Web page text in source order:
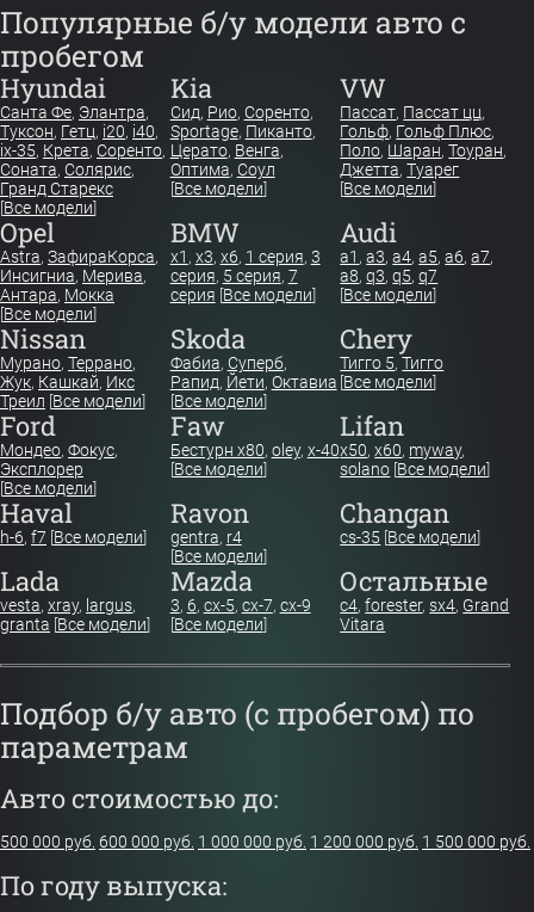
Популярные б/у модели авто с
пробегом
Hyundai
Санта Фе, Элантра,
Туксон, Гетц, i20, i40,
ix-35, Крета, Соренто,
Соната, Солярис,
Гранд Старекс
[Все модели]
Kia
Сид, Рио, Соренто,
Sportage, Пиканто,
Церато, Венга,
Оптима, Соул
[Все модели]
VW
Пассат, Пассат цц,
Гольф, Гольф Плюс,
Поло, Шаран,Тоуран,
Джетта,Туарег
[Все модели]
Opel
Astra, ЗафираКорса,
Инсигниа, Мерива,
Антара, Мокка
[Все модели]
BMW
x1 , x3, x6, 1 серия, 3
серия, 5 серия, 7
серия [Все модели]
Audi
a1 ,a3,a4,a5,a6,a7,
a8,q3,q5,q7
[Все модели]
Nissan
Мурано, Террано,
Жук, Кашкай, Икс
Треил [Все модели]
Skoda
Фабиа, Суперб,
Рапид, Йети, Октавиа
[Все модели]
Chery
Тигго 5,Тигго
[Все модели]
Ford
Мондео, Фокус,
Эксплорер
[Все модели]
Faw
Бестурн х80, oley, x-40
[Все модели]
Lifan
x50,x60, myway,
solano [Все модели]
Haval
h-6, f7 [Все модели]
Ravon
gentra, r4
[Все модели]
Changan
cs-35 [Все модели]
Lada
vesta, xray, largus,
granta [Все модели]
Mazda
3, 6, cx-5, cx-7, cx-9
[Все модели]
Остальные
c4,forester,sx4, Grand
Vitara
Подбор б/у авто (с пробегом) по
параметрам
Авто стоимостью до:
500 000 руб. 600 000 руб. 1 000 000 руб. 1 200 000 руб. 1 500 000 руб.
По году выпуска: